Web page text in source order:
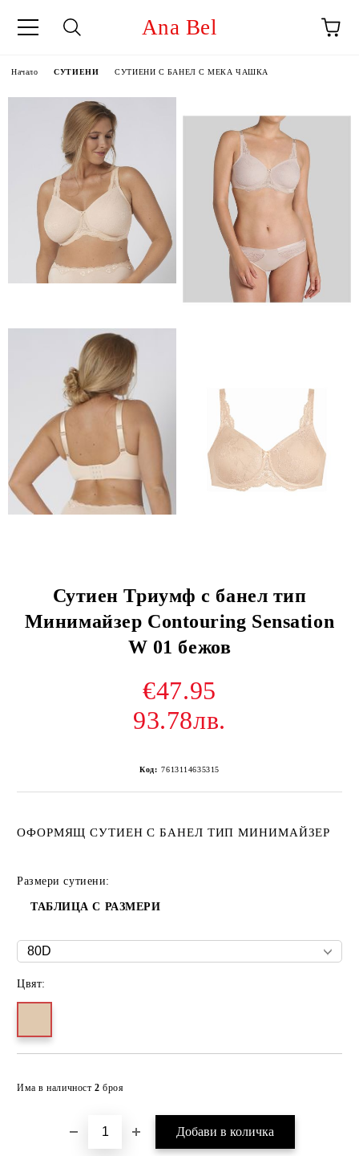
Ana Bel
Начало СУТИЕНИ СУТИЕНИ С БАНЕЛ С МЕКА ЧАШКА
Сутиен Триумф с банел тип
Минимайзер Contouring Sensation
W 01 бежов
€47.95
93.78лв.
Код: 7613114635315
ОФОРМЯЩ СУТИЕН С БАНЕЛ ТИП МИНИМАЙЗЕР
Размери сутиени:
ТАБЛИЦА С РАЗМЕРИ
Цвят:
Има в наличност 2 броя